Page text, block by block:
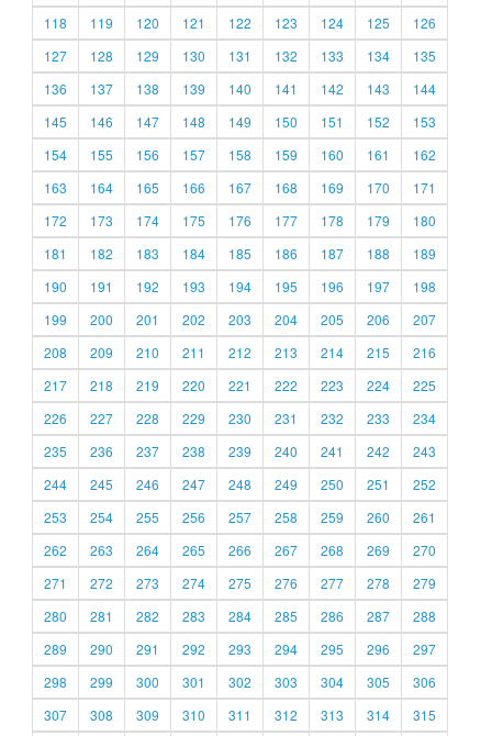
118
119 120 121 122 123 124 125
126
127
128 129 130 131 132 133 134
135
136
137 138 139 140 141 142 143
144
145
146 147 148 149 150 151 152
153
154
155 156 157 158 159 160 161
162
163
164 165 166 167 168 169 170
171
172
173 174 175 176 177 178 179
180
181
182 183 184 185 186 187 188
189
190
191 192 193 194 195 196 197
198
199
200 201 202 203 204 205 206
207
208
209 210 211 212 213 214 215
216
217
218 219 220 221 222 223 224
225
226
227 228 229 230 231 232 233
234
235
236 237 238 239 240 241 242
243
244
245 246 247 248 249 250 251
252
253
254 255 256 257 258 259 260
261
262
263 264 265 266 267 268 269
270
271
272 273 274 275 276 277 278
279
280
281 282 283 284 285 286 287
288
289
290 291 292 293 294 295 296
297
298
299 300 301 302 303 304 305
306
307
308 309 310 311 312 313 314 315